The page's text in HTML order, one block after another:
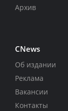
Архив
CNews
Об издании
Реклама
Вакансии
Контакты